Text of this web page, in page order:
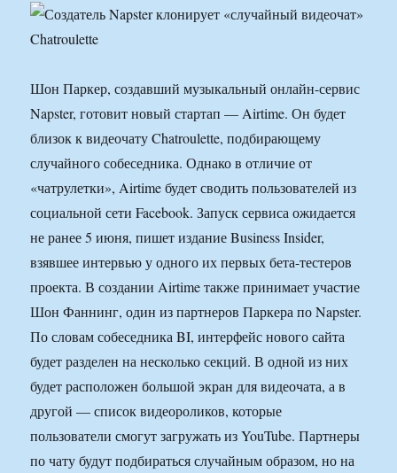
Шон Паркер, создавший музыкальный онлайн-сервис
Napster, готовит новый стартап — Airtime. Он будет
близок к видеочату Chatroulette, подбирающему
случайного собеседника. Однако в отличие от
«чатрулетки», Airtime будет сводить пользователей из
социальной сети Facebook. Запуск сервиса ожидается
не ранее 5 июня, пишет издание Business Insider,
взявшее интервью у одного их первых бета-тестеров
проекта. В создании Airtime также принимает участие
Шон Фаннинг, один из партнеров Паркера по Napster.
По словам собеседника BI, интерфейс нового сайта
будет разделен на несколько секций. В одной из них
будет расположен большой экран для видеочата, а в
другой — список видеороликов, которые
пользователи смогут загружать из YouTube. Партнеры
по чату будут подбираться случайным образом, но на